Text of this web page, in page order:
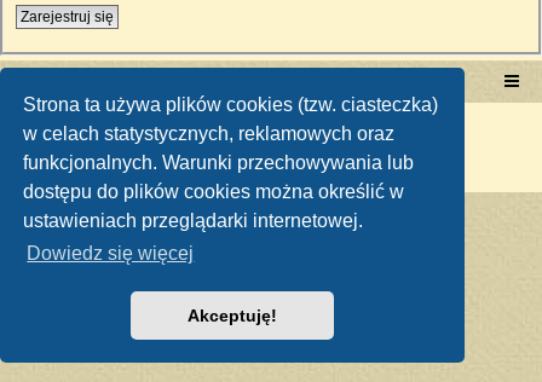
Strona ta używa plików cookies (tzw. ciasteczka)
w celach statystycznych, reklamowych oraz
funkcjonalnych. Warunki przechowywania lub
dostępu do plików cookies można określić w
ustawieniach przeglądarki internetowej.
Dowiedz się więcej
Akceptuję!
Zarejestruj się
Technologię dostarcza phpBB ® Forum Software © phpBB Limited
Polski pakiet językowy dostarcza
Zasady ochrony danych osobowych|Regulamin